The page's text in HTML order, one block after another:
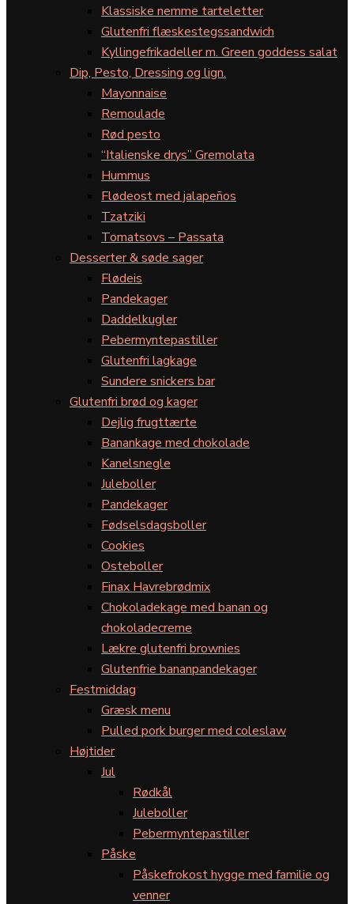
Klassiske nemme tarteletter
Glutenfri flæskestegssandwich
Kyllingefrikadeller m. Green goddess salat
Dip, Pesto, Dressing og lign.
Mayonnaise
Remoulade
Rød pesto
“Italienske drys” Gremolata
Hummus
Flødeost med jalapeños
Tzatziki
Tomatsovs – Passata
Desserter & søde sager
Flødeis
Pandekager
Daddelkugler
Pebermyntepastiller
Glutenfri lagkage
Sundere snickers bar
Glutenfri brød og kager
Dejlig frugttærte
Banankage med chokolade
Kanelsnegle
Juleboller
Pandekager
Fødselsdagsboller
Cookies
Osteboller
Finax Havrebrødmix
Chokoladekage med banan og
chokoladecreme
Lækre glutenfri brownies
Glutenfrie bananpandekager
Festmiddag
Græsk menu
Pulled pork burger med coleslaw
Højtider
Jul
Rødkål
Juleboller
Pebermyntepastiller
Påske
Påskefrokost hygge med familie og
venner